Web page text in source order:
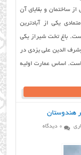
ساختمان و بقایای آن
یکی از آبادترین
باغ تخت شیراز یکی
الدین علی یزدی در
است. اساس عمارت اولیه
هندوستان
0 دیدگاه